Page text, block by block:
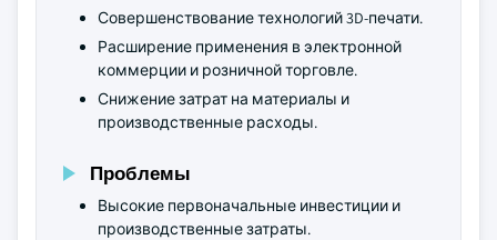
Совершенствование технологий 3D-печати.
Расширение применения в электронной
коммерции и розничной торговле.
Снижение затрат на материалы и
производственные расходы.
Проблемы
Высокие первоначальные инвестиции и
производственные затраты.